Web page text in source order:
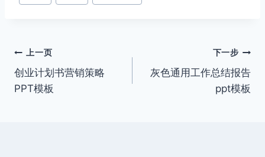
文
章
上一页
创业计划书营销策略
PPT模板
下一步
灰色通用工作总结报告
ppt模板